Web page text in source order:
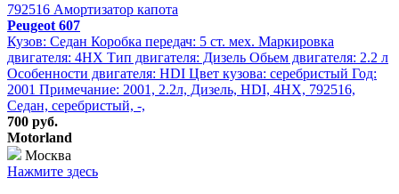
792516 Амортизатор капота
Peugeot 607
Кузов: Седан Коробка передач: 5 ст. мех. Маркировка
двигателя: 4HX Тип двигателя: Дизель Обьем двигателя: 2.2 л
Особенности двигателя: HDI Цвет кузова: серебристый Год:
2001 Примечание: 2001, 2.2л, Дизель, HDI, 4HX, 792516,
Седан, серебристый, -,
700 руб.
Motorland
Москва
Нажмите здесь